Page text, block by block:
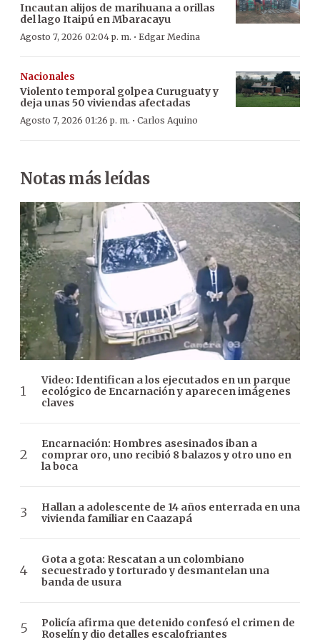
Incautan alijos de marihuana a orillas
del lago Itaipú en Mbaracayu
Agosto 7, 2026 02:04 p. m. · Edgar Medina
Nacionales
Violento temporal golpea Curuguaty y
deja unas 50 viviendas afectadas
Agosto 7, 2026 01:26 p. m. · Carlos Aquino
Notas más leídas
Video: Identifican a los ejecutados en un parque
ecológico de Encarnación y aparecen imágenes
claves
Encarnación: Hombres asesinados iban a
comprar oro, uno recibió 8 balazos y otro uno en
la boca
Hallan a adolescente de 14 años enterrada en una
vivienda familiar en Caazapá
Gota a gota: Rescatan a un colombiano
secuestrado y torturado y desmantelan una
banda de usura
Policía afirma que detenido confesó el crimen de
Roselín y dio detalles escalofriantes